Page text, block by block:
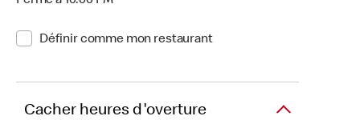
Définir comme mon restaurant
Cacher heures d'overture